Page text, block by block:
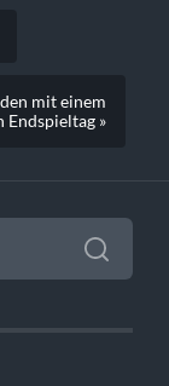
mit einem
Endspieltag »